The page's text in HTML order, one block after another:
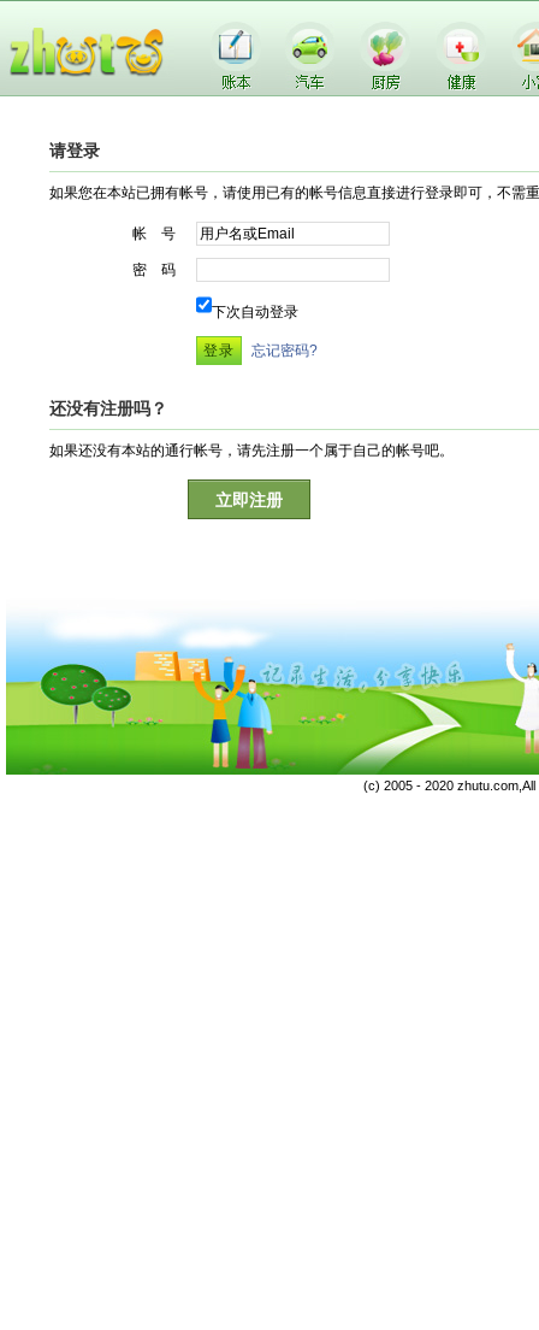
请登录
如果您在本站已拥有帐号，请使用已有的帐号信息直接进行登录即可，不需
帐 号
密 码
下次自动登录
忘记密码?
还没有注册吗？
如果还没有本站的通行帐号，请先注册一个属于自己的帐号吧。
立即注册
(c) 2005 - 2020